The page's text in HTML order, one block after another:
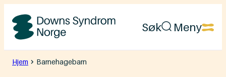
Hopp
Downs
Syndrom
Søk Meny
Hjem Barnehagebarn